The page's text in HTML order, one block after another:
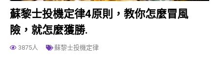
蘇黎士投機定律4原則，教你怎麼冒風
險，就怎麼獲勝.
3875人 蘇黎士投機定律